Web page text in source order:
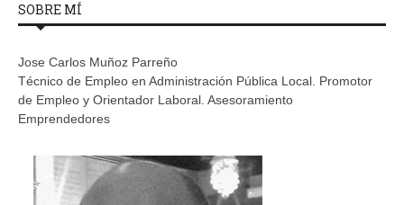
SOBRE MÍ
Jose Carlos Muñoz Parreño
Técnico de Empleo en Administración Pública Local. Promotor
de Empleo y Orientador Laboral. Asesoramiento
Emprendedores